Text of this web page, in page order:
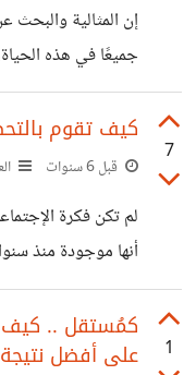
البعض!*، ولذلك
هو *كيفية حماية
النصائح الإرشادية
إن المثالية والبحث
جميعًا في هذه
بتجارب ولحظات
مرحلة نجد أنفسنا
يبدأ الفيلم
لتناول عشاء عائلي،
في انهاء علاقتها مع
7
كيف تقوم
قبل 6 سنوات
لم تكن فكرة
أنها موجودة منذ
عن بُعد سواء
جائحة كورونا
موظفيها عن بُعد،
1
كمُستقل .. كيف
على أفضل